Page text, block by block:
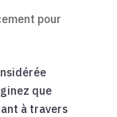
pour
que
à travers